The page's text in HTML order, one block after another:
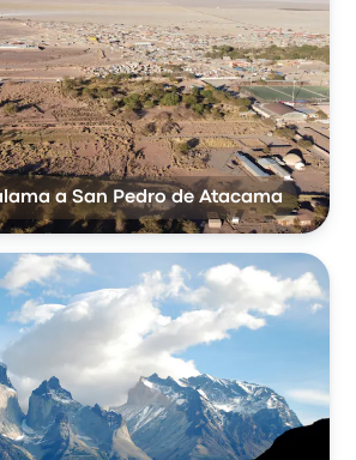
a San Pedro de Atacama